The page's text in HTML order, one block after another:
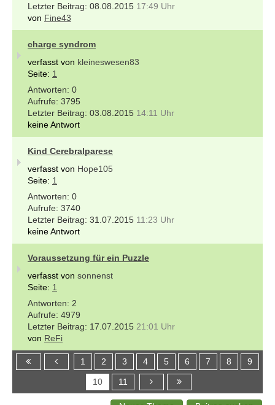
08.08.2015 17:49 Uhr
von Fine43
charge syndrom
verfasst von kleineswesen83
Seite: 1
0
3795
03.08.2015 14:11 Uhr
keine Antwort
Kind Cerebralparese
verfasst von Hope105
Seite: 1
0
3740
31.07.2015 11:23 Uhr
keine Antwort
Voraussetzung für ein Puzzle
verfasst von sonnenst
Seite: 1
2
4979
17.07.2015 21:01 Uhr
von ReFi
1 2 3 4 5 6 7 8 9
10 11